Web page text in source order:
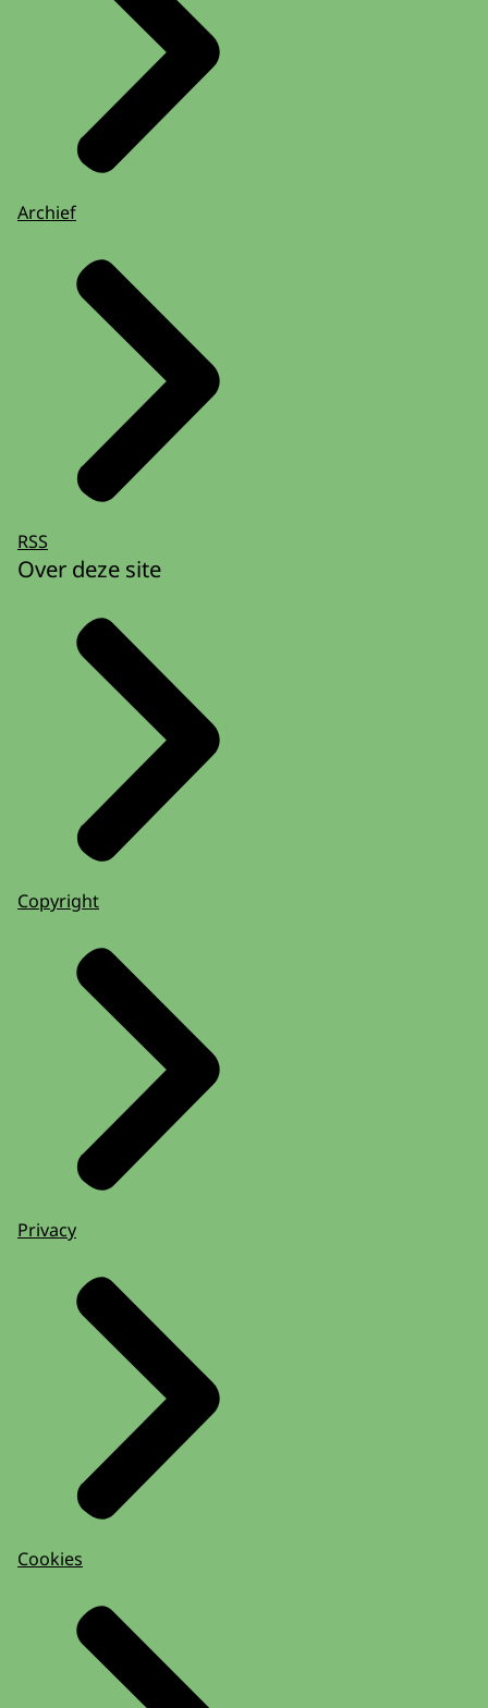
Archief
RSS
Over deze site
Copyright
Privacy
Cookies